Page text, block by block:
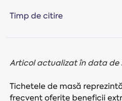
Timp de citire
Articol actualizat în data de
Tichetele de masă
frecvent oferite beneficii